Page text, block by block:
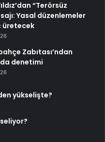
“Terörsüz
Yasal düzenlemeler
üretecek
Zabıtası’ndan
denetimi
yükselişte?